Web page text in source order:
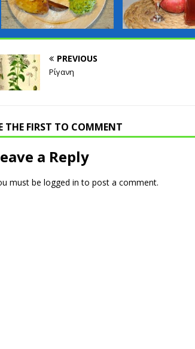
PREVIOUS
Ρίγανη
THE FIRST TO COMMENT
a Reply
must be logged in to post a comment.